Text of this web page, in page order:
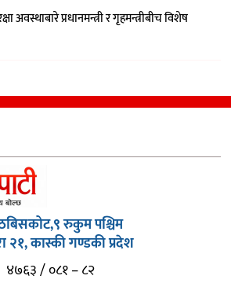
अवस्थाबारे प्रधानमन्त्री र गृहमन्त्रीबीच विशेष
रुकुम पश्चिम
२१, कास्की गण्डकी प्रदेश
४७६३ / ०८१ – ८२